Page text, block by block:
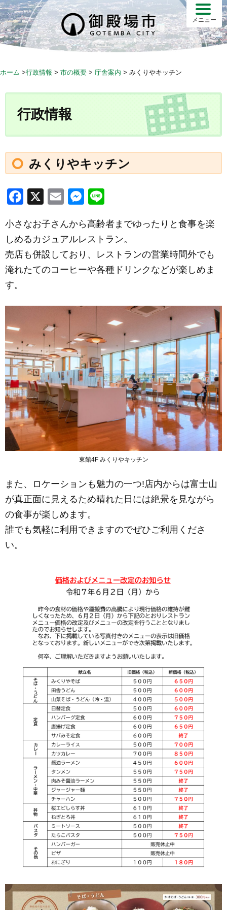
S
k
i
p
メニュー
ホーム >行政情報 > 市の概要 > 庁舎案内 > みくりやキッチン
行政情報
みくりやキッチン
F
c
e
b
o
k
X
E
ail
M
ss
e
n
g
e
小さなお子さんから高齢者までゆったりと食事を楽
しめるカジュアルレストラン。
売店も併設しており、レストランの営業時間外でも
淹れたてのコーヒーや各種ドリンクなどが楽しめま
す。
東館4F みくりやキッチン
また、ロケーションも魅力の一つ!店内からは富士山
が真正面に見えるため晴れた日には絶景を見ながら
の食事が楽しめます。
誰でも気軽に利用できますのでぜひご利用くださ
い。